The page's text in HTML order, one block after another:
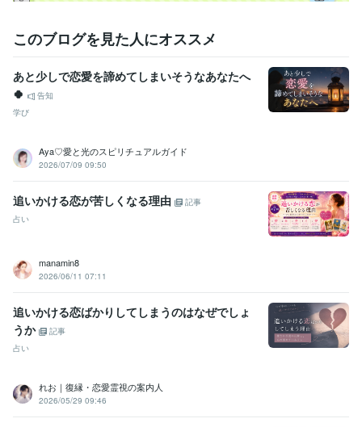
このブログを見た人にオススメ
あと少しで恋愛を諦めてしまいそうなあなたへ
🍀
告知
学び
Aya♡愛と光のスピリチュアルガイド
2026/07/09 09:50
追いかける恋が苦しくなる理由
記事
占い
manamin8
2026/06/11 07:11
追いかける恋ばかりしてしまうのはなぜでしょ
うか
記事
占い
れお｜復縁・恋愛霊視の案内人
2026/05/29 09:46